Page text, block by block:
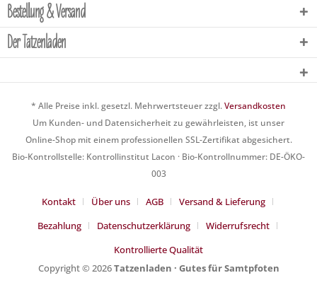
Bestellung & Versand
Der Tatzenladen
* Alle Preise inkl. gesetzl. Mehrwertsteuer zzgl.Versandkosten
Um Kunden- und Datensicherheit zu gewährleisten, ist unser
Online-Shop mit einem professionellen SSL-Zertifikat abgesichert.
Bio-Kontrollstelle: Kontrollinstitut Lacon · Bio-Kontrollnummer: DE-ÖKO-
003
Kontakt Über uns AGB
Versand & Lieferung
Bezahlung
Datenschutzerklärung
Widerrufsrecht
Kontrollierte Qualität
Copyright © 2026Tatzenladen · Gutes für Samtpfoten